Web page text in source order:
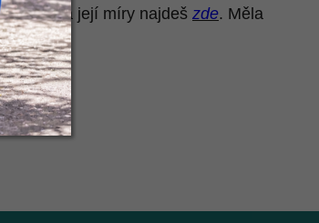
Terka a její míry najdeš zde. Měla